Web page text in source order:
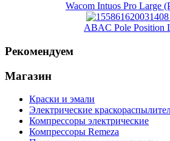
Wacom Intuos Pro Large
ABAC Pole Position
Рекомендуем
Магазин
Краски и эмали
Электрические
Компрессоры электрические
Компрессоры Remeza